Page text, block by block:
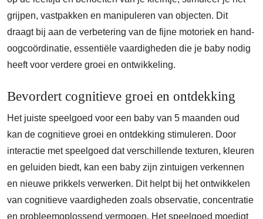
grijpen, vastpakken en manipuleren van objecten. Dit
draagt bij aan de verbetering van de fijne motoriek en hand-
oogcoördinatie, essentiële vaardigheden die je baby nodig
heeft voor verdere groei en ontwikkeling.
Bevordert cognitieve groei en ontdekking
Het juiste speelgoed voor een baby van 5 maanden oud
kan de cognitieve groei en ontdekking stimuleren. Door
interactie met speelgoed dat verschillende texturen, kleuren
en geluiden biedt, kan een baby zijn zintuigen verkennen
en nieuwe prikkels verwerken. Dit helpt bij het ontwikkelen
van cognitieve vaardigheden zoals observatie, concentratie
en probleemoplossend vermogen. Het speelgoed moedigt